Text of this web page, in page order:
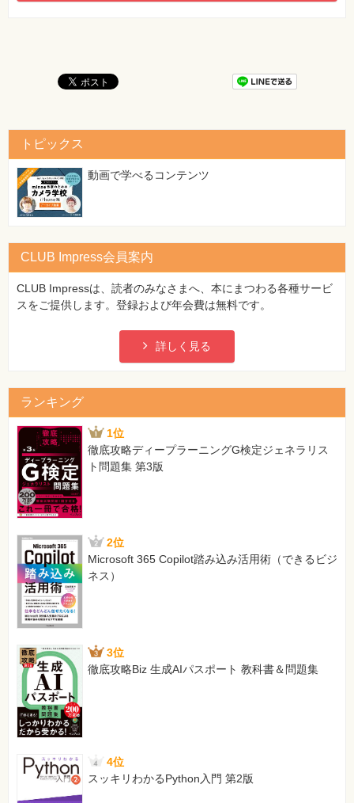
トピックス
動画で学べるコンテンツ
CLUB Impress会員案内
CLUB Impressは、読者のみなさまへ、本にまつわる各種サービ
スをご提供します。登録および年会費は無料です。
詳しく見る
ランキング
1位
徹底攻略ディープラーニングG検定ジェネラリス
ト問題集 第3版
2位
Microsoft 365 Copilot踏み込み活用術（できるビジ
ネス）
3位
徹底攻略Biz 生成AIパスポート 教科書＆問題集
4位
スッキリわかるPython入門 第2版